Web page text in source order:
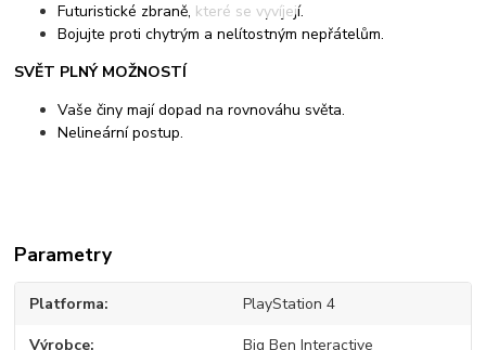
Futuristické zbraně, které se vyvíjejí.
Bojujte proti chytrým a nelítostným nepřátelům.
SVĚT PLNÝ MOŽNOSTÍ
Vaše činy mají dopad na rovnováhu světa.
Nelineární postup.
Parametry
Platforma PlayStation 4
Výrobce Big Ben Interactive